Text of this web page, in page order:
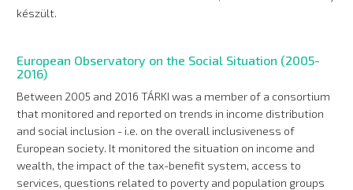
készült.
European Observatory on the Social Situation (2005-
2016)
Between 2005 and 2016 TÁRKI was a member of a consortium
that monitored and reported on trends in income distribution
and social inclusion - i.e. on the overall inclusiveness of
European society. It monitored the situation on income and
wealth, the impact of the tax-benefit system, access to
services, questions related to poverty and population groups